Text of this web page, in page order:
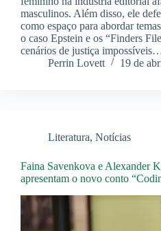
masculinos. Além disso, ele
como espaço para abordar
o caso Epstein e os “Finders
cenários de justiça
Perrin Lovett
19 de
Literatura, Notícias
Faina Savenkova e Alexander
apresentam o novo conto